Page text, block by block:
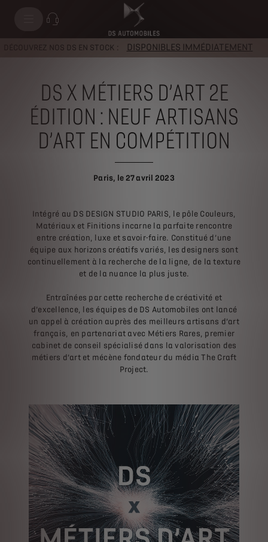
DÉCOUVREZ NOS DS EN STOCK : DISPONIBLES IMMÉDIATEMENT
DS X MÉTIERS D’ART 2E
ÉDITION : NEUF ARTISANS
D’ART EN COMPÉTITION
Paris, le 27 avril 2023
Intégré au DS DESIGN STUDIO PARIS, le pôle Couleurs,
Matériaux et Finitions incarne la parfaite rencontre
entre création, luxe et savoir-faire. Constitué d’une
équipe aux horizons créatifs variés, les designers sont
continuellement à la recherche de la ligne, de la texture
et de la nuance la plus juste.
Entraînées par cette recherche de créativité et
d’excellence, les équipes de DS Automobiles ont lancé
un appel à création auprès des meilleurs artisans d’art
français, en partenariat avec Métiers Rares, premier
cabinet de conseil spécialisé dans la valorisation des
métiers d’art et mécène fondateur du média The Craft
Project.